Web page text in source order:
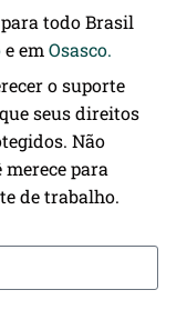
todo Brasil
e emOsasco.
o suporte
seus direitos
Não
merece para
de trabalho.